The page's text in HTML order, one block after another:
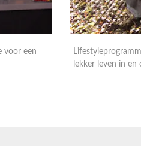
voor een
lekker leven in en